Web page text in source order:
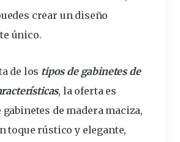
crear un diseño
único.
de los tipos de gabinetes de
, la oferta es
gabinetes de madera maciza,
toque rústico y elegante,